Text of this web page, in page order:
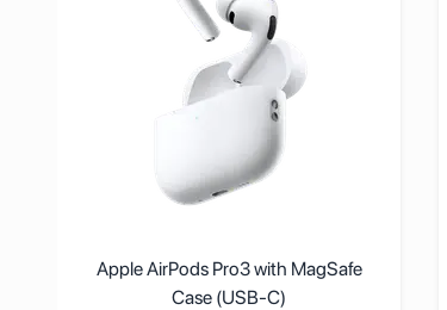
Apple AirPods Pro3 with MagSafe
Case (USB-C)